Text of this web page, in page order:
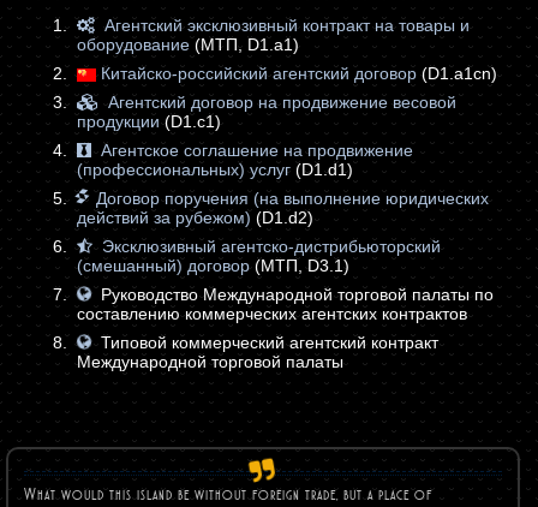
Агентский эксклюзивный контракт на товары и
оборудование(МТП, D1.a1)
Китайско-российский агентский договор(D1.a1cn)
Агентский договор на продвижение весовой
продукции(D1.c1)
Агентское соглашение на продвижение
(профессиональных) услуг (D1.d1)
Договор поручения (на выполнение юридических
действий за рубежом) (D1.d2)
Эксклюзивный агентско-дистрибьюторский
(смешанный) договор(МТП, D3.1)
Руководство Международной торговой палаты по
составлению коммерческих агентских контрактов
Типовой коммерческий агентский контракт
Международной торговой палаты
What would this island be without foreign trade, but a place of